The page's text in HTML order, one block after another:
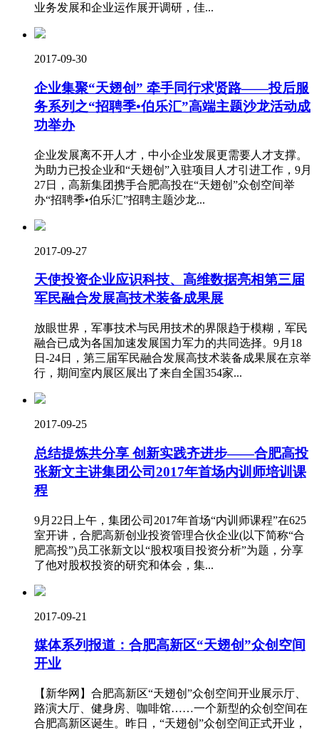
业务发展和企业运作展开调研，佳...
2017-09-30
企业集聚“天翅创” 牵手同行求贤路——投后服
务系列之“招聘季•伯乐汇”高端主题沙龙活动成
功举办
企业发展离不开人才，中小企业发展更需要人才支撑。
为助力已投企业和“天翅创”入驻项目人才引进工作，9月
27日，高新集团携手合肥高投在“天翅创”众创空间举
办“招聘季•伯乐汇”招聘主题沙龙...
2017-09-27
天使投资企业应识科技、高维数据亮相第三届
军民融合发展高技术装备成果展
放眼世界，军事技术与民用技术的界限趋于模糊，军民
融合已成为各国加速发展国力军力的共同选择。9月18
日-24日，第三届军民融合发展高技术装备成果展在京举
行，期间室内展区展出了来自全国354家...
2017-09-25
总结提炼共分享 创新实践齐进步——合肥高投
张新文主讲集团公司2017年首场内训师培训课
程
9月22日上午，集团公司2017年首场“内训师课程”在625
室开讲，合肥高新创业投资管理合伙企业(以下简称“合
肥高投”)员工张新文以“股权项目投资分析”为题，分享
了他对股权投资的研究和体会，集...
2017-09-21
媒体系列报道：合肥高新区“天翅创”众创空间
开业
【新华网】合肥高新区“天翅创”众创空间开业展示厅、
路演大厅、健身房、咖啡馆……一个新型的众创空间在
合肥高新区诞生。昨日，“天翅创”众创空间正式开业，